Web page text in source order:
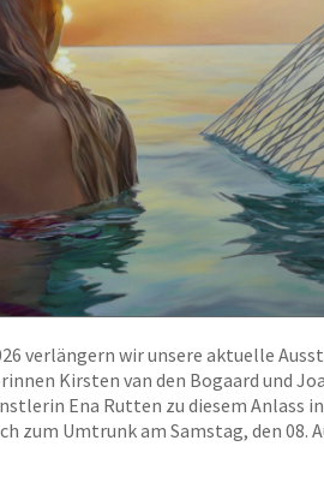
verlängern wir unsere aktuelle
Kirsten van den Bogaard und
Ena Rutten zu diesem Anlass
zum Umtrunk am Samstag, den 08.